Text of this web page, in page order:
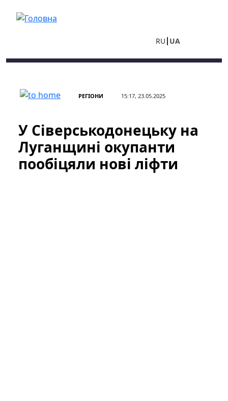
RU UA
РЕГІОНИ 15:17, 23.05.2025
У Сіверськодонецьку на
Луганщині окупанти
пообіцяли нові ліфти